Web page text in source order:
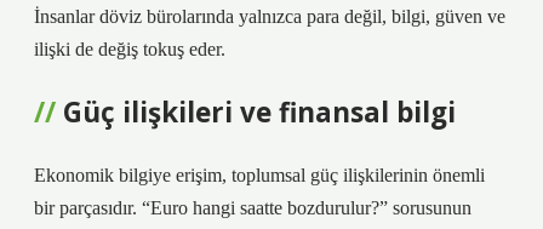
İnsanlar döviz bürolarında yalnızca para değil, bilgi, güven ve
ilişki de değiş tokuş eder.
Güç ilişkileri ve finansal bilgi
Ekonomik bilgiye erişim, toplumsal güç ilişkilerinin önemli
bir parçasıdır. “Euro hangi saatte bozdurulur?” sorusunun